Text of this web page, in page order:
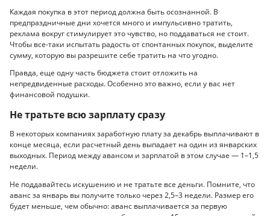
Каждая покупка в этот период должна быть осознанной. В
предпраздничные дни хочется много и импульсивно тратить,
реклама вокруг стимулирует это чувство, но поддаваться не стоит.
Чтобы все-таки испытать радость от спонтанных покупок, выделите
сумму, которую вы разрешите себе тратить на что угодно.
Правда, еще одну часть бюджета стоит отложить на
непредвиденные расходы. Особенно это важно, если у вас нет
финансовой подушки.
Не тратьте всю зарплату сразу
В некоторых компаниях заработную плату за декабрь выплачивают в
конце месяца, если расчетный день выпадает на один из январских
выходных. Период между авансом и зарплатой в этом случае — 1–1,5
недели.
Не поддавайтесь искушению и не тратьте все деньги. Помните, что
аванс за январь вы получите только через 2,5–3 недели. Размер его
будет меньше, чем обычно: аванс выплачивается за первую